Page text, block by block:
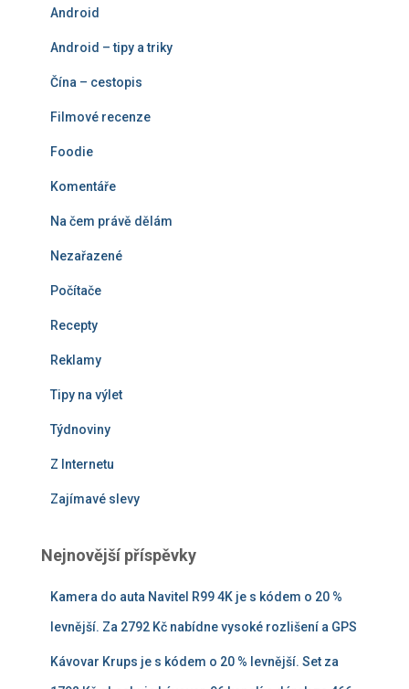
Android
Android – tipy a triky
Čína – cestopis
Filmové recenze
Foodie
Komentáře
Na čem právě dělám
Nezařazené
Počítače
Recepty
Reklamy
Tipy na výlet
Týdnoviny
Z Internetu
Zajímavé slevy
Nejnovější příspěvky
Kamera do auta Navitel R99 4K je s kódem o 20 %
levnější. Za 2792 Kč nabídne vysoké rozlišení a GPS
Kávovar Krups je s kódem o 20 % levnější. Set za